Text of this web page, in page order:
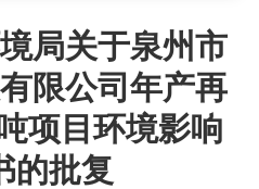
局关于泉州市
限公司年产再
项目环境影响
的批复